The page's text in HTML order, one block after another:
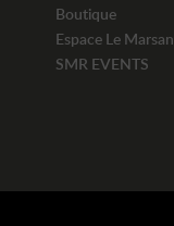
Boutique
Espace Le Marsan
SMR EVENTS